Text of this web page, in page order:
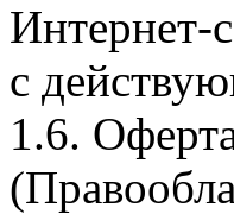
Интернет-
с
1.6.